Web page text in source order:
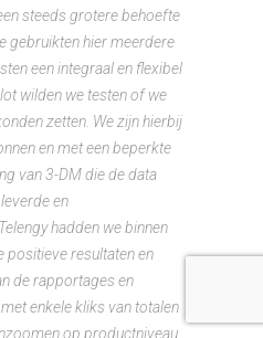
steeds grotere behoefte
gebruikten hier meerdere
een integraal en flexibel
wilden we testen of we
zetten. We zijn hierbij
en met een beperkte
van 3-DM die de data
en
hadden we binnen
positieve resultaten en
de rapportages en
enkele kliks van totalen
op productniveau,